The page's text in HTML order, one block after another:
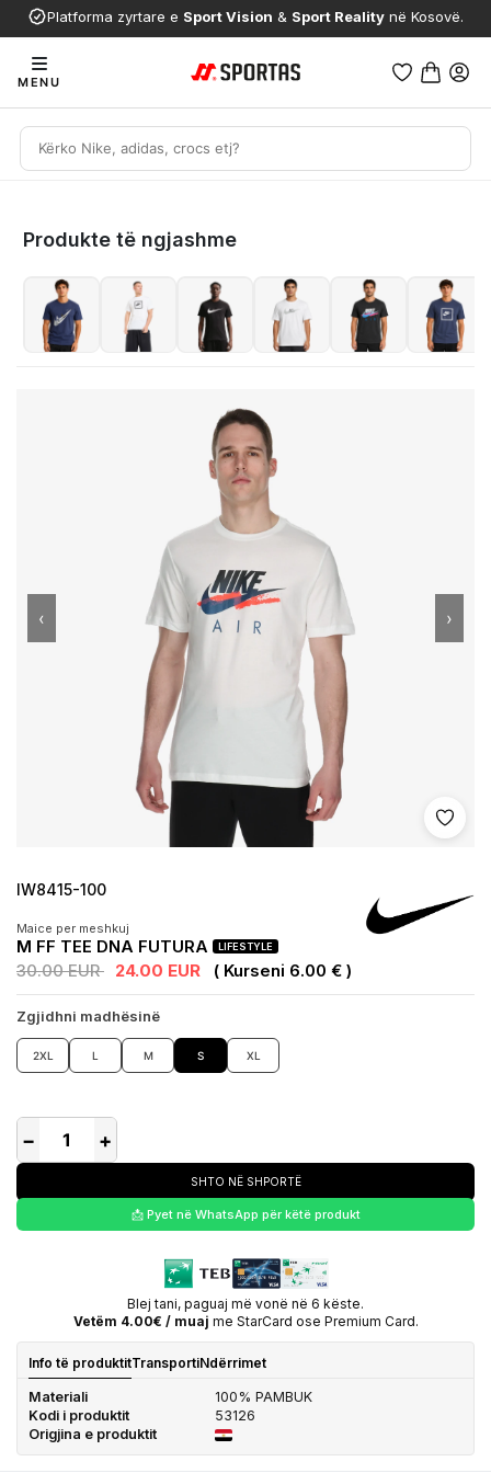
Platforma zyrtare e Sport Vision & Sport Reality në Kosovë.
MENU
Produkte të ngjashme
Shto
‹ ›
IW8415-100
Maice per meshkuj
M FF TEE DNA FUTURA LIFESTYLE
30.00 EUR 24.00 EUR ( Kurseni 6.00 € )
Zgjidhni madhësinë
2XL L M S XL
− +
SHTO NË SHPORTË
📩 Pyet në WhatsApp për këtë produkt
Blej tani, paguaj më vonë në 6 këste.
Vetëm 4.00€ / muaj me StarCard ose Premium Card.
Info të produktitTransportiNdërrimet
Materiali
100% PAMBUK
Kodi i produktit
53126
Origjina e produktit